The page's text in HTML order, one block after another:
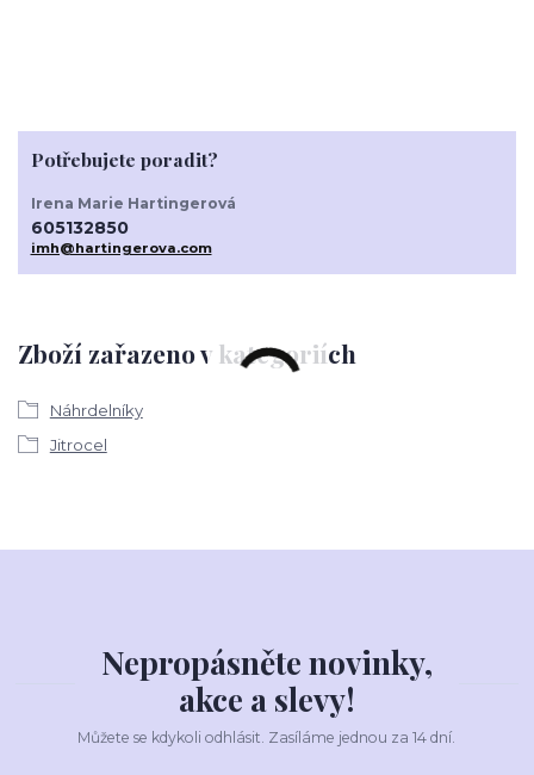
Zboží zařazeno v kategoriích
Náhrdelníky
Jitrocel
Potřebujete poradit?
Irena Marie Hartingerová
605132850
imh@hartingerova.com
Nepropásněte novinky,
akce a slevy!
Můžete se kdykoli odhlásit. Zasíláme jednou za 14 dní.